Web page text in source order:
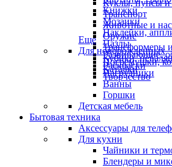
Куклы, пупсы и
Транспорт
Животные и
Оружие
Трансформеры
Кубики,
Каталки
Книжки
Мозаики
Наклейки,
Пазлы
Развивающие,
Раскраски
Творчество
Еще
Для новорожденных
Погремушки,
Нагрудники
Ванны
Горшки
Детская мебель
Бытовая техника
Аксессуары для
Для кухни
Чайники и
Блендеры и